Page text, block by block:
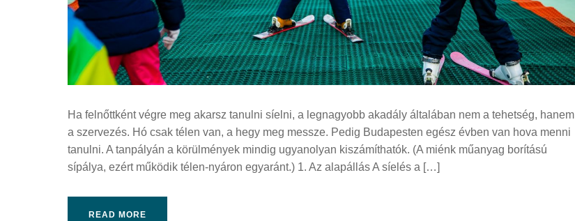
Ha felnőttként végre meg akarsz tanulni síelni, a legnagyobb akadály általában nem a tehetség, hanem
a szervezés. Hó csak télen van, a hegy meg messze. Pedig Budapesten egész évben van hova menni
tanulni. A tanpályán a körülmények mindig ugyanolyan kiszámíthatók. (A miénk műanyag borítású
sípálya, ezért működik télen-nyáron egyaránt.) 1. Az alapállás A síelés a […]
READ MORE